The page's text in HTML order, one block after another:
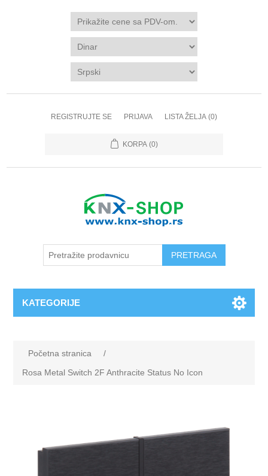
REGISTRUJTE SE PRIJAVA LISTA ŽELJA (0)
KORPA (0)
KATEGORIJE
Početna stranica
/
Rosa Metal Switch 2F Anthracite Status No Icon